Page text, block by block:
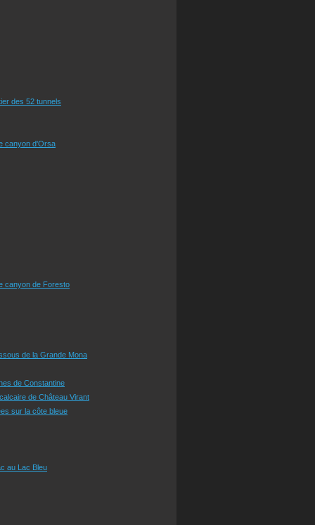
des 52 tunnels
canyon d'Orsa
canyon de Foresto
de la Grande Mona
de Constantine
de Château Virant
sur la côte bleue
au Lac Bleu